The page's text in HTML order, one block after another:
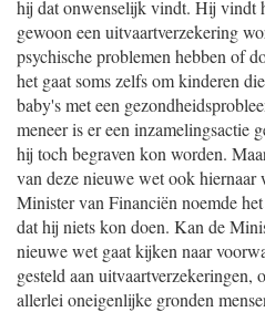
hij dat onwenselijk vindt. Hij vindt
gewoon een uitvaartverzekering
psychische problemen hebben of
het gaat soms zelfs om kinderen
baby's met een
meneer is er een inzamelingsactie
hij toch begraven kon worden.
van deze nieuwe wet ook
Minister van Financiën noemde
dat hij niets kon doen. Kan de
nieuwe wet gaat kijken naar
gesteld aan uitvaartverzekeringen,
allerlei oneigenlijke gronden